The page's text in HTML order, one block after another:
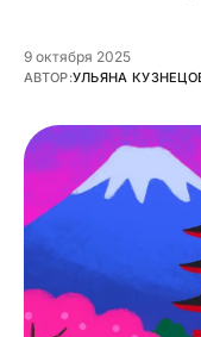
9 октября 2025
АВТОР:УЛЬЯНА